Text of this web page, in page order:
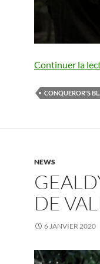
Continuer la
CONQUEROR'S
NEWS
DE
6 JANVIER 2020